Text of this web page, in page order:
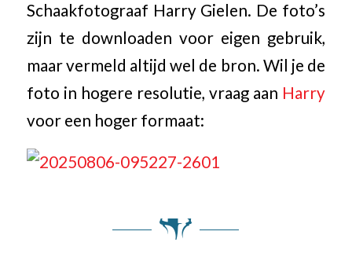
Schaakfotograaf Harry Gielen. De foto’s
zijn te downloaden voor eigen gebruik,
maar vermeld altijd wel de bron. Wil je de
foto in hogere resolutie, vraag aan Harry
voor een hoger formaat: